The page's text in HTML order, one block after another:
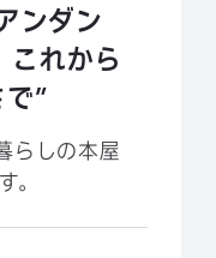
ンダン
れから
”
らしの本屋
。